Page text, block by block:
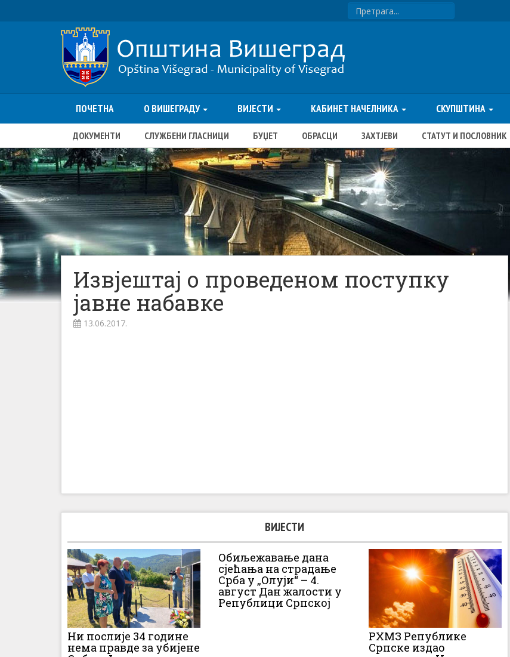
ПОЧЕТНА О ВИШЕГРАДУ ВИЈЕСТИ КАБИНЕТ НАЧЕЛНИКА СКУПШТИНА
ДОКУМЕНТИ СЛУЖБЕНИ ГЛАСНИЦИ БУЏЕТ ОБРАСЦИ ЗАХТЈЕВИ СТАТУТ И ПОСЛОВНИК
Извјештај о проведеном поступку
јавне набавке
13.06.2017.
ВИЈЕСТИ
Ни послије 34 године
нема правде за убијене
Обиљежавање дана
сјећања на страдање
Срба у „Олуји“ – 4.
август Дан жалости у
Републици Српској
РХМЗ Републике
Српске издао